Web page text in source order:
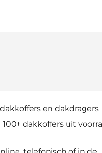
en dakdragers
dakkoffers uit